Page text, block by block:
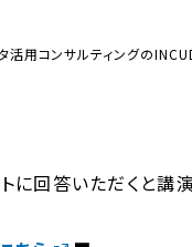
活用コンサルティングの
に回答いただくと講